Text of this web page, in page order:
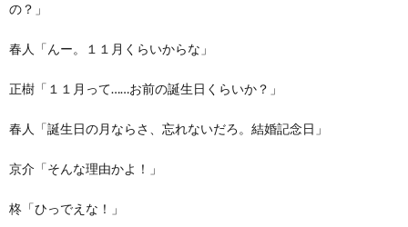
の？」
春人「んー。１１月くらいからな」
正樹「１１月って……お前の誕生日くらいか？」
春人「誕生日の月ならさ、忘れないだろ。結婚記念日」
京介「そんな理由かよ！」
柊「ひっでえな！」